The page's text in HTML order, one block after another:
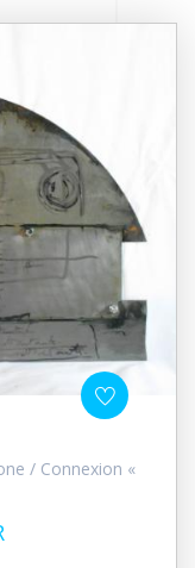
/ Connexion «